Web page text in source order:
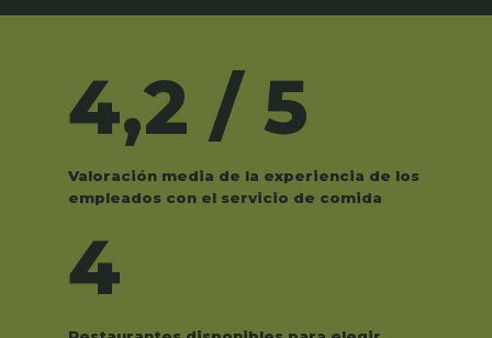
4,2 / 5
Valoración media de la experiencia de los
empleados con el servicio de comida
4